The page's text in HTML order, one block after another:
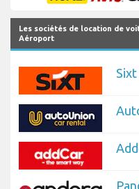
Les sociétés de location de
Aéroport
Sixt